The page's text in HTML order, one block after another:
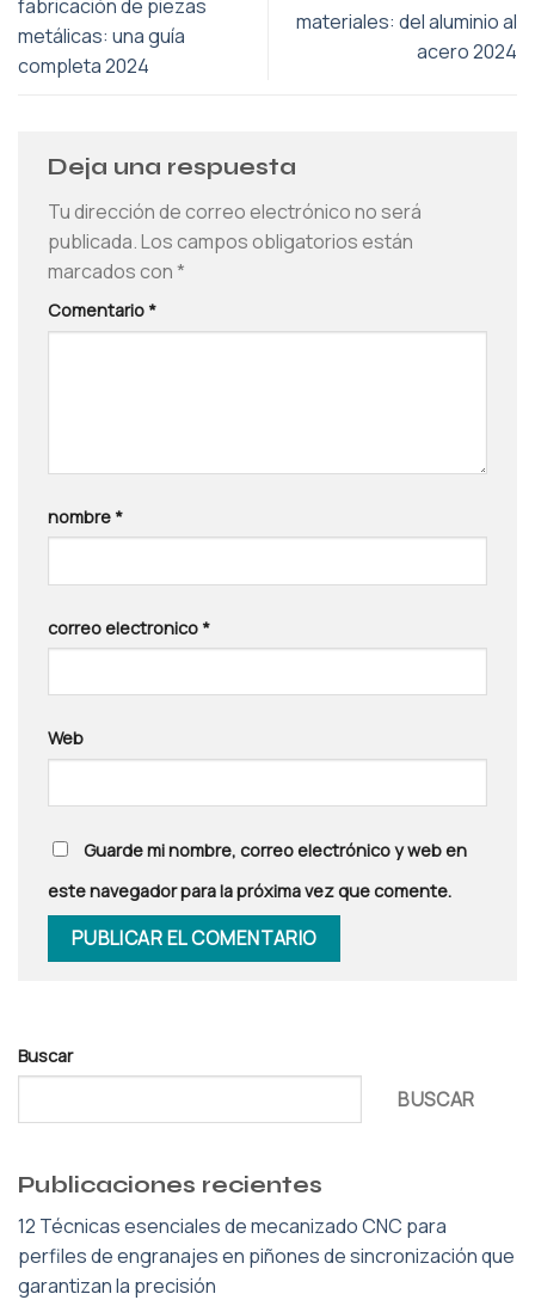
fabricación de piezas
metálicas: una guía
completa 2024
materiales: del aluminio al
acero 2024
Deja una respuesta
Tu dirección de correo electrónico no será
publicada.Los campos obligatorios están
marcados con*
Comentario *
nombre *
correo electronico *
Web
Guarde mi nombre, correo electrónico y web en
este navegador para la próxima vez que comente.
Buscar
BUSCAR
Publicaciones recientes
12 Técnicas esenciales de mecanizado CNC para
perfiles de engranajes en piñones de sincronización que
garantizan la precisión